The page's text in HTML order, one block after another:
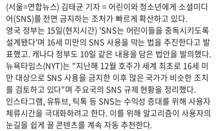
(서울=연합뉴스) 김태균 기자 = 어린이와 청소년에게 소셜미디
어(SNS)를 전면 금지하는 조처가 빠르게 확산하고 있다.
영국 정부는 15일(현지시간) 'SNS는 어린이들을 중독시키도록
설계됐다'며 16세 미만의 SNS 사용을 막는 법을 추진한다고 발
표했고. 캐나다 정부도 10일 같은 내용을 담은 법안을 발의했다.
뉴욕타임스(NYT)는 "지난해 12월 호주가 세계 최초로 16세 미
만 대상으로 SNS 사용을 금지한 이후 많은 국가가 비슷한 조치
를 검토하고 있다"며 주요국의 SNS 규제 현황을 정리했다.
인스타그램, 유튜브, 틱톡 등 SNS는 수익성 증대를 위해 사용자
체류시간을 극대화하려고 한다. 이를 위해 알고리즘이 사용자의
눈길을 쉽게 끌 콘텐츠를 계속 자동 추천한다.